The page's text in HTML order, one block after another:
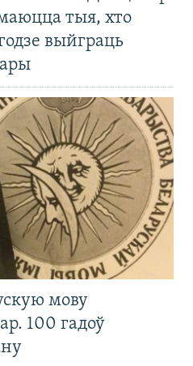
тыя, хто
выйграць
мову
100 гадоў